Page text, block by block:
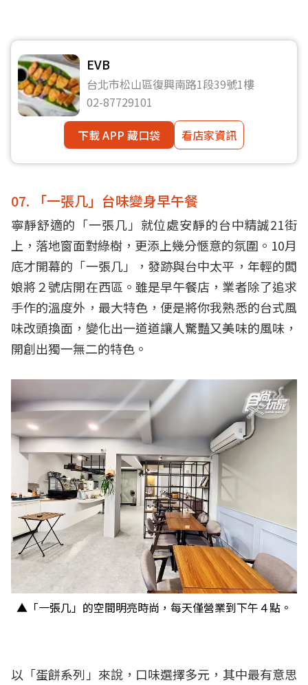
EVB
台北市松山區復興南路1段39號1樓
02-87729101
下載 APP 藏口袋
看店家資訊
07. 「一張几」台味變身早午餐
寧靜舒適的「一張几」就位處安靜的台中精誠21街
上， 落地窗面對綠樹，更添上幾分愜意的氛圍。10月
底才開幕的「一張几」，發跡與台中太平，年輕的闆
娘將２號店開在西區。 雖是早午餐店，業者除了追求
手作的溫度外，最大特色， 便是將你我熟悉的台式風
味改頭換面， 變化出一道道讓人驚豔又美味的風味，
開創出獨一無二的特色。
▲「一張几」的空間明亮時尚，每天僅營業到下午４點。
以「蛋餅系列」來說，口味選擇多元，其中最有意思